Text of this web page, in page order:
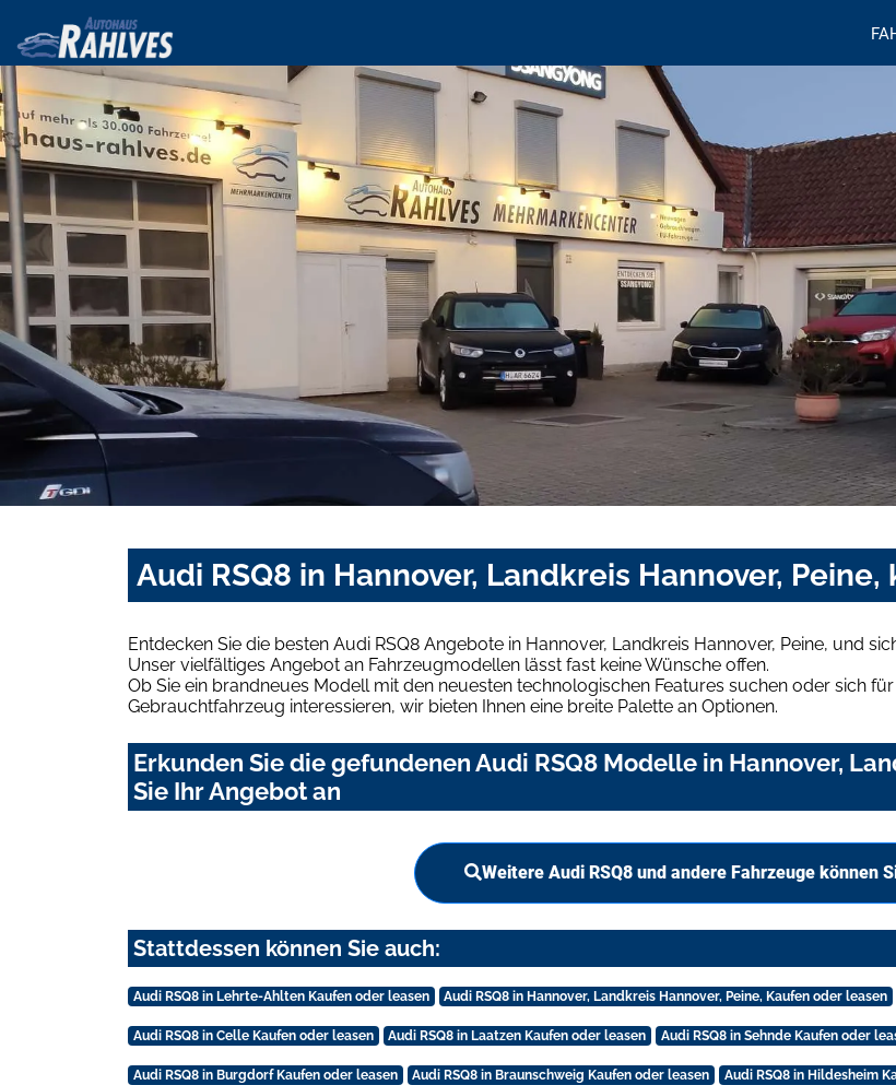
Audi RSQ8 in Hannover, Landkreis Hannover,
Entdecken Sie die besten Audi RSQ8 Angebote in Hannover, Landkreis Hannover, Peine, und
Unser vielfältiges Angebot an Fahrzeugmodellen lässt fast keine Wünsche offen.
Ob Sie ein brandneues Modell mit den neuesten technologischen Features suchen oder sich
Gebrauchtfahrzeug interessieren, wir bieten Ihnen eine breite Palette an Optionen.
Erkunden Sie die gefundenen Audi RSQ8 Modelle in Hannover,
Sie Ihr Angebot an
Weitere Audi RSQ8 und andere Fahrzeuge können
Stattdessen können Sie auch:
Audi RSQ8 in Lehrte-Ahlten Kaufen oder leasen Audi RSQ8 in Hannover, Landkreis Hannover, Peine, Kaufen oder leasen
Audi RSQ8 in Celle Kaufen oder leasen Audi RSQ8 in Laatzen Kaufen oder leasen Audi RSQ8 in Sehnde Kaufen oder
Audi RSQ8 in Burgdorf Kaufen oder leasen Audi RSQ8 in Braunschweig Kaufen oder leasen Audi RSQ8 in Hildesheim